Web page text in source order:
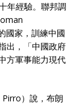
年經驗。聯邦調
國家，訓練中國
出，「中國政府
方軍事能力現代
）說，布朗